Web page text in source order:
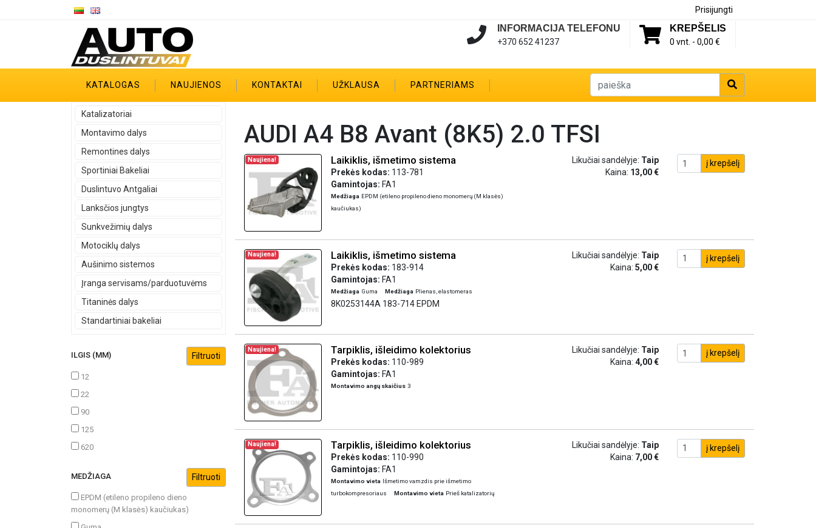
Prisijungti
KREPŠELIS
0 vnt. - 0,00 €
INFORMACIJA TELEFONU
+370 652 41237
KATALOGAS NAUJIENOS KONTAKTAI UŽKLAUSA PARTNERIAMS
Katalizatoriai
Montavimo dalys
Remontines dalys
Sportiniai Bakeliai
Duslintuvo Antgaliai
Lanksčios jungtys
Sunkvežimių dalys
Motociklų dalys
Aušinimo sistemos
Įranga servisams/parduotuvėms
Titaninės dalys
Standartiniai bakeliai
ILGIS (MM)
12
22
90
125
620
MEDŽIAGA
EPDM (etileno propileno dieno
monomerų (M klasės) kaučiukas)
AUDI A4 B8 Avant (8K5) 2.0 TFSI
Naujiena! Laikiklis, išmetimo sistema
Prekės kodas: 113-781
Gamintojas: FA1
Medžiaga EPDM (etileno propileno dieno monomerų (M klasės)
kaučiukas)
Likučiai sandėlyje: Taip
Kaina: 13,00 €
į krepšelį
Naujiena! Laikiklis, išmetimo sistema
Prekės kodas: 183-914
Gamintojas: FA1
Medžiaga Guma Medžiaga Plienas, elastomeras
8K0253144A 183-714 EPDM
Likučiai sandėlyje: Taip
Kaina: 5,00 €
į krepšelį
Naujiena! Tarpiklis, išleidimo kolektorius
Prekės kodas: 110-989
Gamintojas: FA1
Montavimo angų skaičius 3
Likučiai sandėlyje: Taip
Kaina: 4,00 €
į krepšelį
Naujiena! Tarpiklis, išleidimo kolektorius
Prekės kodas: 110-990
Gamintojas: FA1
Montavimo vieta Išmetimo vamzdis prie išmetimo
turbokompresoriaus
Montavimo vieta Prieš katalizatorių
Likučiai sandėlyje: Taip
Kaina: 7,00 €
į krepšelį